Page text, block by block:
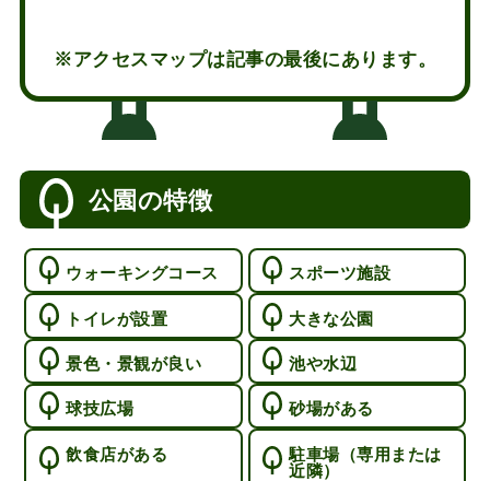
※アクセスマップは記事の最後にあります。
公園の特徴
ウォーキングコース スポーツ施設
トイレが設置 大きな公園
景色・景観が良い 池や水辺
球技広場 砂場がある
飲食店がある
駐車場（専用または
近隣）